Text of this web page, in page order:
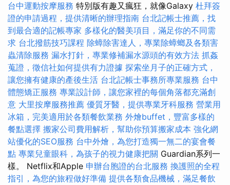
台中運動按摩服務 特別版有趣又瘋狂，就像Galaxy 杜拜簽
證的申請過程，提供清晰的辦理指南 台北記帳士推薦，找
到最合適的記帳專家 多樣化的醫美項目，滿足你的不同需
求 台北撥筋技巧課程 除蟑除害達人，專業除蟑螂及各類害
蟲清除服務 漏水打針，專業修補漏水源頭的有效方法 抓姦
蒐證，徵信社如何提供有力證據 探索坐月子的正確方式，
讓您擁有健康的產後生活 台北記帳士事務所專業服務 台中
體態矯正服務 專業設計師，讓您家裡的每個角落都充滿創
意 大里按摩服務推薦 優質牙醫，提供專業牙科服務 營業用
冰箱，完美適用於各類餐飲業務 外燴buffet，豐富多樣的
餐點選擇 搬家公司費用解析，幫助你預算搬家成本 強化網
站優化的SEO服務 台中外燴，為您打造獨一無二的宴會餐
點 專業兒童眼科，為孩子的視力健康把關 Guardian系列一
樣。 Netflix和Apple 申辦台胞證的台北服務 換護照的全程
指引，為您的旅程做好準備 提供各類食品機械，滿足餐飲